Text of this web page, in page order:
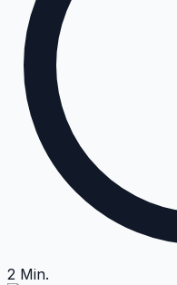
2 Min.